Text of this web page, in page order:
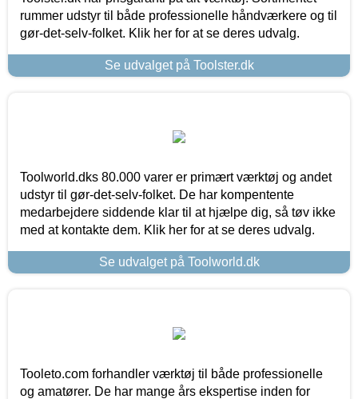
rummer udstyr til både professionelle håndværkere og til
gør-det-selv-folket. Klik her for at se deres udvalg.
Se udvalget på Toolster.dk
Toolworld.dks 80.000 varer er primært værktøj og andet
udstyr til gør-det-selv-folket. De har kompentente
medarbejdere siddende klar til at hjælpe dig, så tøv ikke
med at kontakte dem. Klik her for at se deres udvalg.
Se udvalget på Toolworld.dk
Tooleto.com forhandler værktøj til både professionelle
og amatører. De har mange års ekspertise inden for